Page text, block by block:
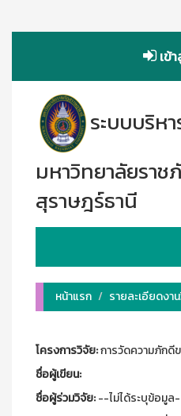
เข้า
ระบบบริห
มหาวิทยาลัยราช
สุราษฎร์ธานี
หน้าแรก
รายละเอียดง
โครงการวิจัย:การวัดความภักดี
ชื่อผู้เขียน:
ชื่อผู้ร่วมวิจัย:--ไม่ได้ระบุข้อมูล